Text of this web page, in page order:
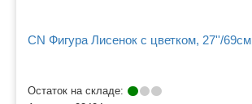
CN Фигура Лисенок с цветком, 27''/69см
Остаток на складе: